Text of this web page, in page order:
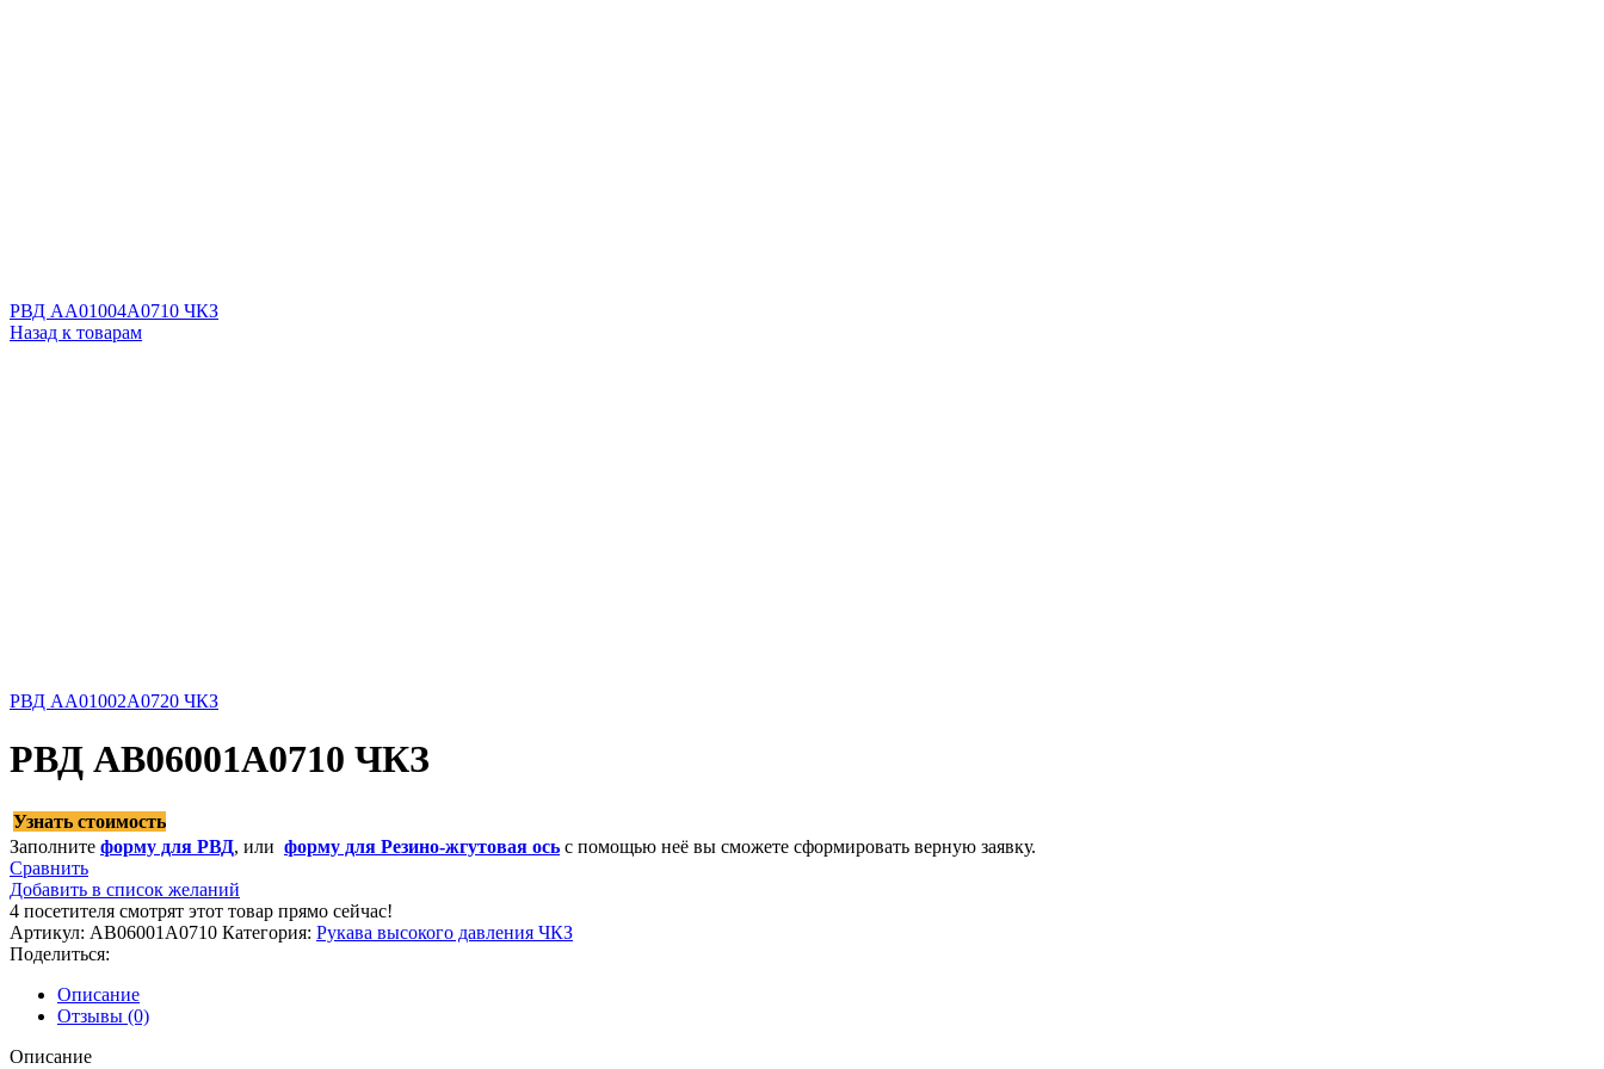
РВД AA01004A0710 ЧКЗ
Назад к товарам
РВД AA01002A0720 ЧКЗ
РВД AB06001A0710 ЧКЗ
Узнать стоимость
Заполните форму для РВД, или форму для Резино-жгутовая ось с помощью неё вы сможете сформировать верную заявку.
Сравнить
Добавить в список желаний
4 посетителя смотрят этот товар прямо сейчас!
Артикул: AB06001A0710 Категория: Рукава высокого давления ЧКЗ
Поделиться:
Описание
Отзывы (0)
Описание